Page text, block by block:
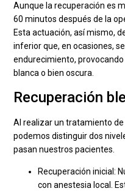
Aunque la recuperación es
60 minutos después de la
Esta actuación, así mismo,
inferior que, en ocasiones,
endurecimiento,
blanca o bien oscura.
Recuperación
Al realizar un tratamiento
podemos distinguir dos
pasan nuestros pacientes.
Recuperación inicial:
con anestesia local.